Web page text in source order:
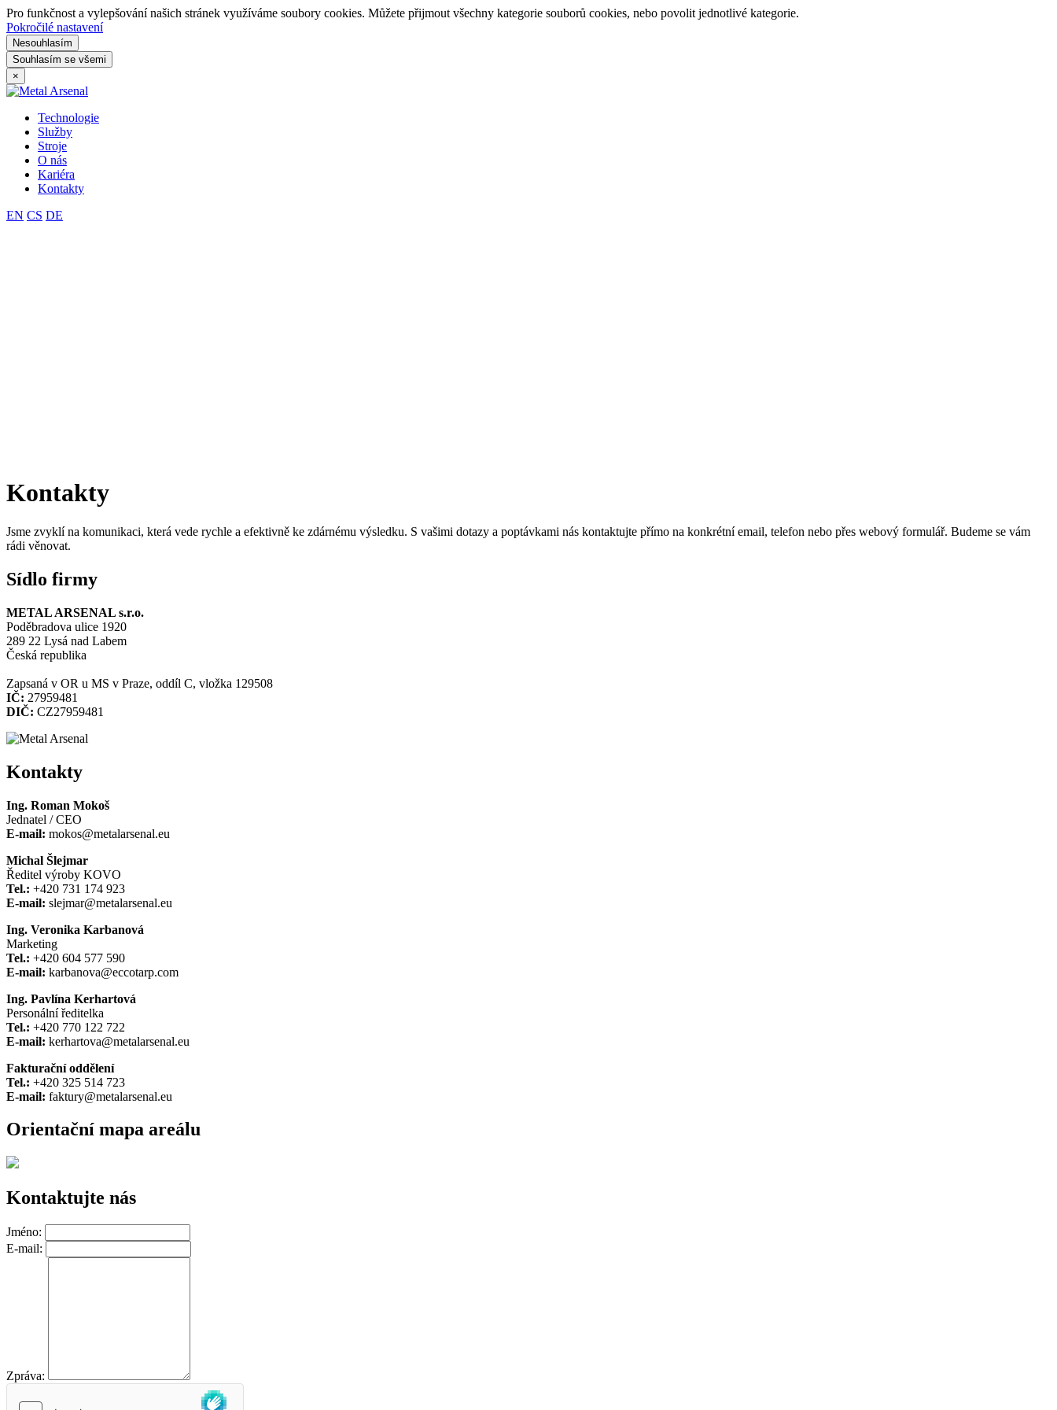
Pro funkčnost a vylepšování našich stránek využíváme soubory cookies. Můžete přijmout všechny kategorie souborů cookies, nebo povolit jednotlivé kategorie.
Pokročilé nastavení
Nesouhlasím
Souhlasím se všemi
×
Technologie
Služby
Stroje
O nás
Kariéra
Kontakty
EN CS DE
Kontakty
Jsme zvyklí na komunikaci, která vede rychle a efektivně ke zdárnému výsledku. S vašimi dotazy a poptávkami nás kontaktujte přímo na konkrétní email, telefon nebo přes webový formulář. Budeme se vám
rádi věnovat.
Sídlo firmy
METAL ARSENAL s.r.o.
Poděbradova ulice 1920
289 22 Lysá nad Labem
Česká republika
Zapsaná v OR u MS v Praze, oddíl C, vložka 129508
IČ: 27959481
DIČ: CZ27959481
Kontakty
Ing. Roman Mokoš
Jednatel / CEO
E-mail: mokos@metalarsenal.eu
Michal Šlejmar
Ředitel výroby KOVO
Tel.: +420 731 174 923
E-mail: slejmar@metalarsenal.eu
Ing. Veronika Karbanová
Marketing
Tel.: +420 604 577 590
E-mail: karbanova@eccotarp.com
Ing. Pavlína Kerhartová
Personální ředitelka
Tel.: +420 770 122 722
E-mail: kerhartova@metalarsenal.eu
Fakturační oddělení
Tel.: +420 325 514 723
E-mail: faktury@metalarsenal.eu
Orientační mapa areálu
Kontaktujte nás
Jméno:
E-mail:
Zpráva: